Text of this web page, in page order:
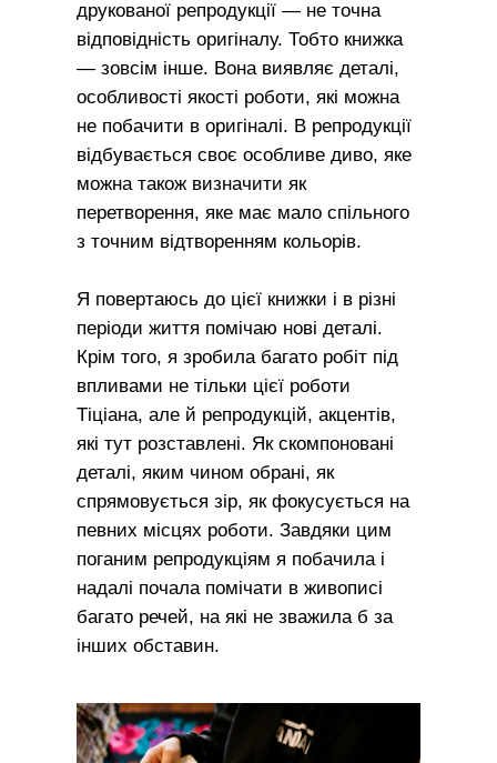
друкованої репродукції — не точна
відповідність оригіналу. Тобто книжка
— зовсім інше. Вона виявляє деталі,
особливості якості роботи, які можна
не побачити в оригіналі. В репродукції
відбувається своє особливе диво, яке
можна також визначити як
перетворення, яке має мало спільного
з точним відтворенням кольорів.
Я повертаюсь до цієї книжки і в різні
періоди життя помічаю нові деталі.
Крім того, я зробила багато робіт під
впливами не тільки цієї роботи
Тіціана, але й репродукцій, акцентів,
які тут розставлені. Як скомпоновані
деталі, яким чином обрані, як
спрямовується зір, як фокусується на
певних місцях роботи. Завдяки цим
поганим репродукціям я побачила і
надалі почала помічати в живописі
багато речей, на які не зважила б за
інших обставин.